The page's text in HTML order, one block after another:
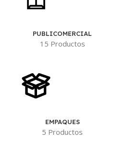
PUBLICOMERCIAL
15 Productos
EMPAQUES
5 Productos